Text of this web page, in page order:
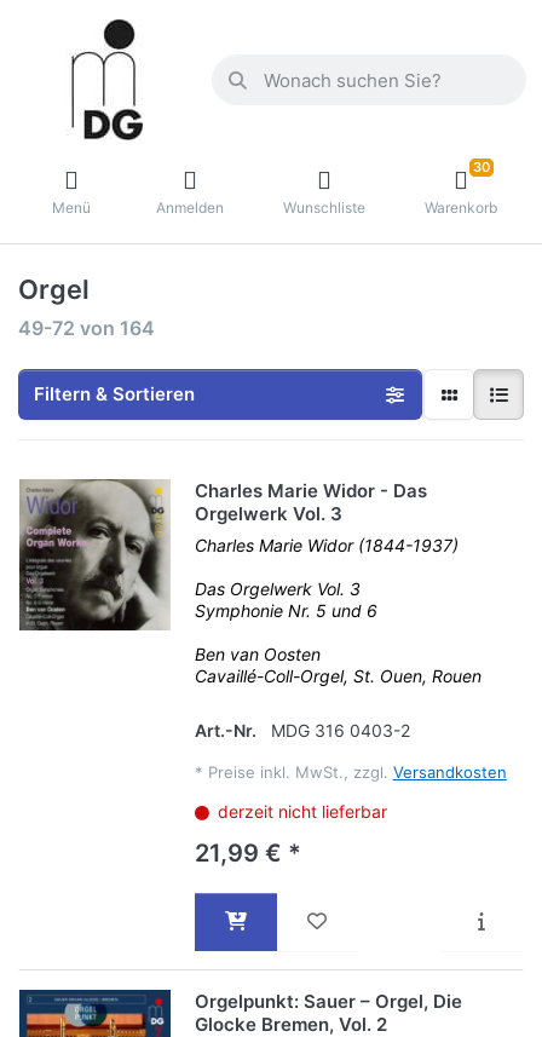
Menü Anmelden Wunschliste
30
Warenkorb
Orgel
49-72 von 164
Filtern & Sortieren
Charles Marie Widor - Das
Orgelwerk Vol. 3
Charles Marie Widor (1844-1937)
Das Orgelwerk Vol. 3
Symphonie Nr. 5 und 6
Ben van Oosten
Cavaillé-Coll-Orgel, St. Ouen, Rouen
Art.-Nr. MDG 316 0403-2
* Preise inkl. MwSt., zzgl. Versandkosten
derzeit nicht lieferbar
21,99 € *
Orgelpunkt: Sauer – Orgel, Die
Glocke Bremen, Vol. 2